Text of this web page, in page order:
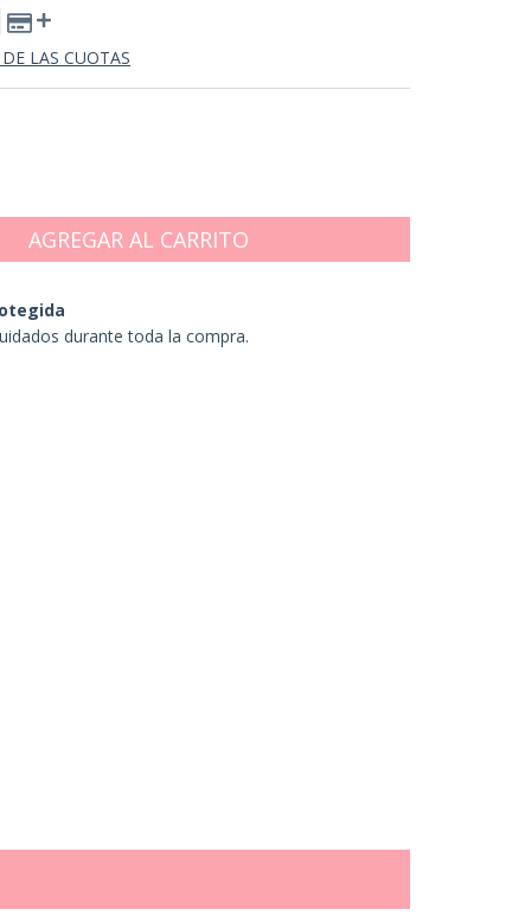
LAS CUOTAS
durante toda la compra.